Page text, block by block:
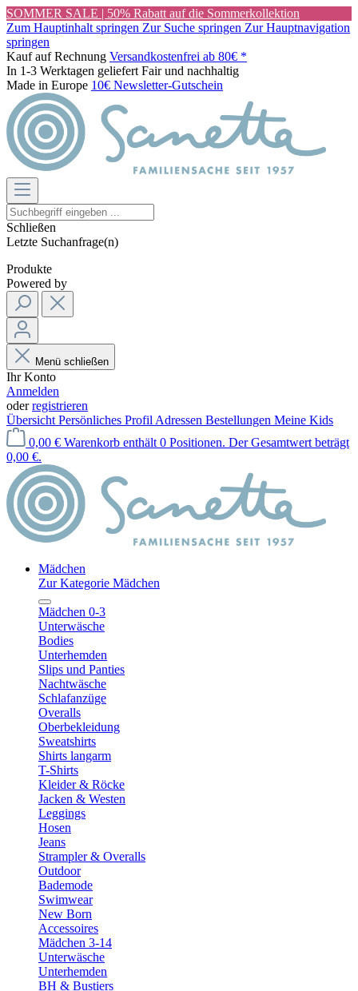
SOMMER SALE | 50% Rabatt auf die Sommerkollektion
Zum Hauptinhalt springen Zur Suche springen Zur Hauptnavigation
springen
Kauf auf Rechnung Versandkostenfrei ab 80€ *
In 1-3 Werktagen geliefert Fair und nachhaltig
Made in Europe 10€ Newsletter-Gutschein
Schließen
Letzte Suchanfrage(n)
Produkte
Powered by
Menü schließen
Ihr Konto
Anmelden
oderregistrieren
Übersicht Persönliches Profil Adressen Bestellungen Meine Kids
0,00 € Warenkorb enthält 0 Positionen. Der Gesamtwert beträgt
0,00 €.
Mädchen
Zur Kategorie Mädchen
Mädchen 0-3
Unterwäsche
Bodies
Unterhemden
Slips und Panties
Nachtwäsche
Schlafanzüge
Overalls
Oberbekleidung
Sweatshirts
Shirts langarm
T-Shirts
Kleider & Röcke
Jacken & Westen
Leggings
Hosen
Jeans
Strampler & Overalls
Outdoor
Bademode
Swimwear
New Born
Accessoires
Mädchen 3-14
Unterwäsche
Unterhemden
BH & Bustiers